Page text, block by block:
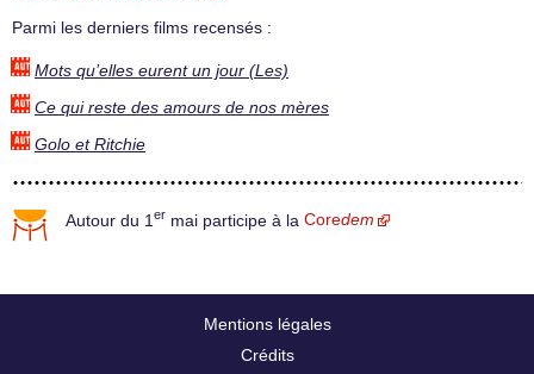
Parmi les derniers films recensés :
Mots qu’elles eurent un jour (Les)
Ce qui reste des amours de nos mères
Golo et Ritchie
Autour du 1 er mai participe à la Coredem
Mentions légales
Crédits